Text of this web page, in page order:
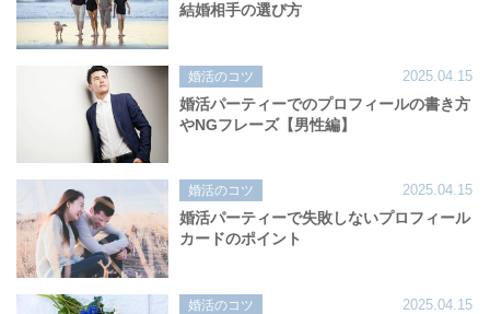
結婚相手の選び方
婚活のコツ 2025.04.15
婚活パーティーでのプロフィールの書き方
やNGフレーズ【男性編】
婚活のコツ 2025.04.15
婚活パーティーで失敗しないプロフィール
カードのポイント
婚活のコツ 2025.04.15